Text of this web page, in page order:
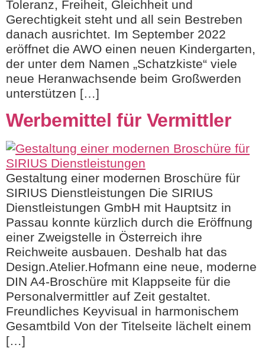
Toleranz, Freiheit, Gleichheit und
Gerechtigkeit steht und all sein Bestreben
danach ausrichtet. Im September 2022
eröffnet die AWO einen neuen Kindergarten,
der unter dem Namen „Schatzkiste“ viele
neue Heranwachsende beim Großwerden
unterstützen […]
Werbemittel für Vermittler
Gestaltung einer modernen Broschüre für
SIRIUS Dienstleistungen Die SIRIUS
Dienstleistungen GmbH mit Hauptsitz in
Passau konnte kürzlich durch die Eröffnung
einer Zweigstelle in Österreich ihre
Reichweite ausbauen. Deshalb hat das
Design.Atelier.Hofmann eine neue, moderne
DIN A4-Broschüre mit Klappseite für die
Personalvermittler auf Zeit gestaltet.
Freundliches Keyvisual in harmonischem
Gesamtbild Von der Titelseite lächelt einem
[…]